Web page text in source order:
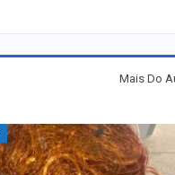
Mais Do